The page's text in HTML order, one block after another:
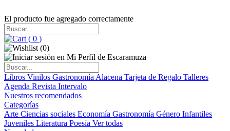
El producto fue agregado correctamente
( 0 )
(0)
Libros Vinilos Gastronomía Alacena Tarjeta de Regalo Talleres
Agenda Revista Intervalo
Nuestros recomendados
Categorías
Arte Ciencias sociales Economía Gastronomía Género Infantiles
Juveniles Literatura Poesía Ver todas